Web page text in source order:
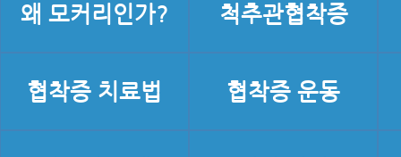
왜 모커리인가? 척추관협착증
협착증 치료법 협착증 운동